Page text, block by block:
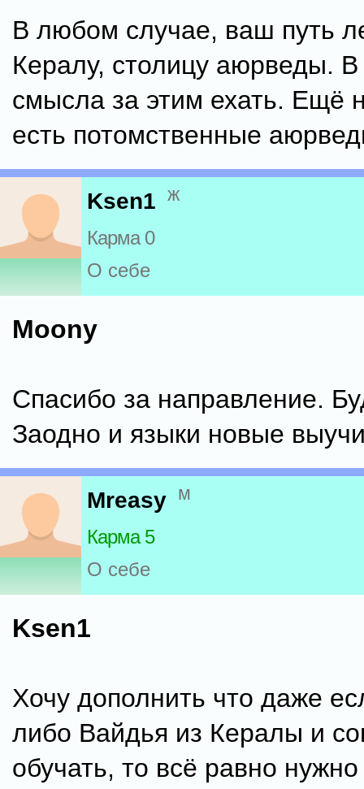
В любом случае, ваш путь
Кералу, столицу аюрведы.
смысла за этим ехать. Ещё
есть потомственные
Ksen1 ж
Карма 0
О себе
Moony
Спасибо за направление.
Заодно и языки новые
Mreasy м
Карма 5
О себе
Ksen1
Хочу дополнить что даже
либо Вайдья из Кералы и
обучать, то всё равно нужно